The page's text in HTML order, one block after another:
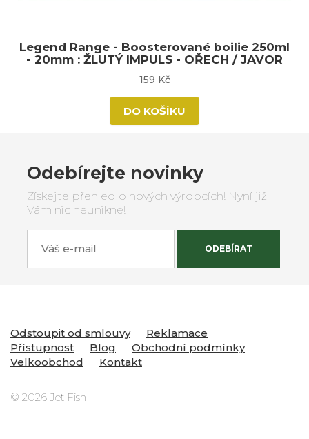
Legend Range - Boosterované boilie 250ml
- 20mm : ŽLUTÝ IMPULS - OŘECH / JAVOR
159 Kč
DO KOŠÍKU
Odebírejte novinky
Získejte přehled o nových výrobcích! Nyní již
Vám nic neunikne!
ODEBÍRAT
Odstoupit od smlouvy
Reklamace
Přístupnost
Blog
Obchodní podmínky
Velkoobchod
Kontakt
© 2026 Jet Fish